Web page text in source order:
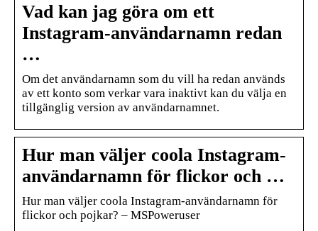
Vad kan jag göra om ett
Instagram-användarnamn redan
…
Om det användarnamn som du vill ha redan används
av ett konto som verkar vara inaktivt kan du välja en
tillgänglig version av användarnamnet.
Hur man väljer coola Instagram-
användarnamn för flickor och …
Hur man väljer coola Instagram-användarnamn för
flickor och pojkar? – MSPoweruser